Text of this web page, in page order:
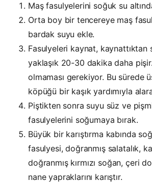
Maş fasulyelerini soğuk su
Orta boy bir tencereye maş
bardak suyu ekle.
Fasulyeleri kaynat, kaynattıktan
yaklaşık 20-30 dakika daha
olmaması gerekiyor. Bu sürede
köpüğü bir kaşık yardımıyla
Piştikten sonra suyu süz ve
fasulyelerini soğumaya bırak.
Büyük bir karıştırma kabında
fasulyesi, doğranmış salatalık,
doğranmış kırmızı soğan, çeri
nane yapraklarını karıştır.